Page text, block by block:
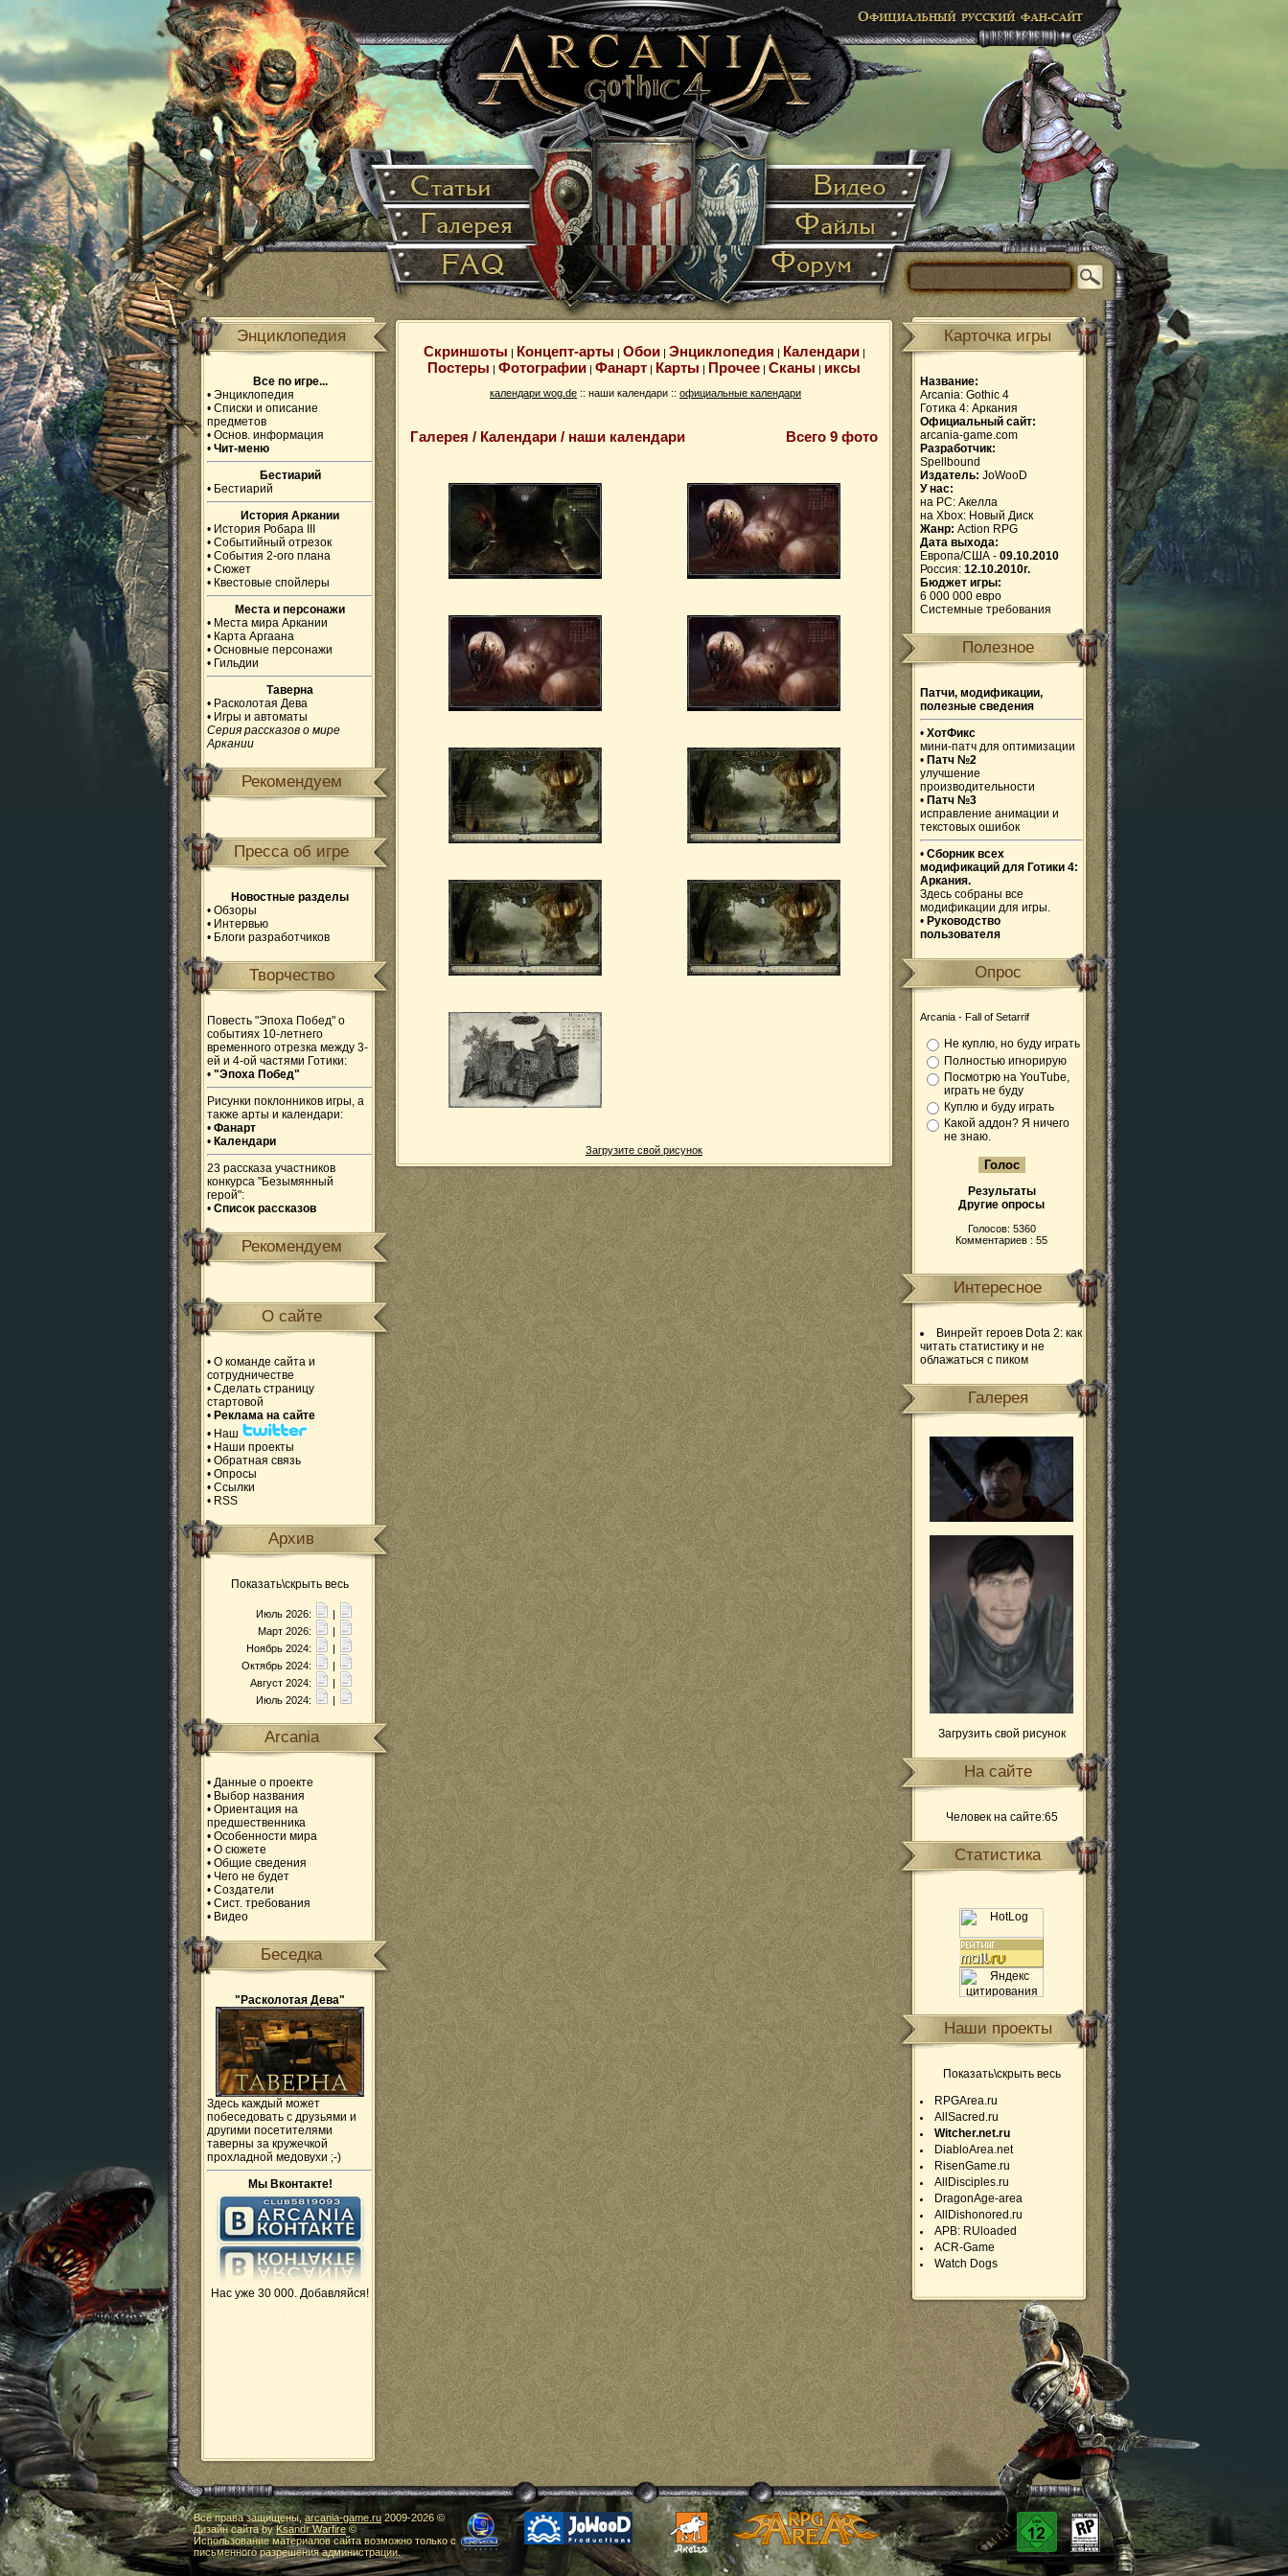
Энциклопедия
Все по игре...
• Энциклопедия
• Списки и описание
предметов
• Основ. информация
• Чит-меню
Бестиарий
• Бестиарий
История Аркании
• История Робара III
• Событийный отрезок
• События 2-ого плана
• Сюжет
• Квестовые спойлеры
Места и персонажи
• Места мира Аркании
• Карта Аргаана
• Основные персонажи
• Гильдии
Таверна
• Расколотая Дева
• Игры и автоматы
Серия рассказов о мире
Аркании
Рекомендуем
Пресса об игре
Новостные разделы
• Обзоры
• Интервью
• Блоги разработчиков
Творчество
Повесть "Эпоха Побед" о
событиях 10-летнего
временного отрезка между 3-
ей и 4-ой частями Готики:
• "Эпоха Побед"
Рисунки поклонников игры, а
также арты и календари:
• Фанарт
• Календари
23 рассказа участников
конкурса "Безымянный
герой":
• Список рассказов
Рекомендуем
О сайте
• О команде сайта и
сотрудничестве
• Сделать страницу
стартовой
• Реклама на сайте
• Наш
• Наши проекты
• Обратная связь
• Опросы
• Ссылки
• RSS
Архив
Показать\скрыть весь
Июль 2026:
|
Март 2026:
|
Ноябрь 2024:
|
Октябрь 2024:
|
Август 2024:
|
Июль 2024:
|
Arcania
• Данные о проекте
• Выбор названия
• Ориентация на
предшественника
• Особенности мира
• О сюжете
• Общие сведения
• Чего не будет
• Создатели
• Сист. требования
• Видео
Беседка
"Расколотая Дева"
Здесь каждый может
побеседовать с друзьями и
другими посетителями
таверны за кружечкой
прохладной медовухи ;-)
Мы Вконтакте!
Нас уже 30 000. Добавляйся!
Скриншоты | Концепт-арты | Обои| Энциклопедия | Календари|
Постеры | Фотографии | Фанарт | Карты | Прочее | Сканы | иксы
календари wog.de :: наши календари :: официальные календари
Галерея / Календари / наши календари Всего 9 фото
Загрузите свой рисунок
Карточка игры
Название:
Arcania: Gothic 4
Готика 4: Аркания
Официальный сайт:
arcania-game.com
Разработчик:
Spellbound
Издатель: JoWooD
У нас:
на PC: Акелла
на Xbox: Новый Диск
Жанр: Action RPG
Дата выхода:
Европа/США - 09.10.2010
Россия: 12.10.2010г.
Бюджет игры:
6 000 000 евро
Системные требования
Полезное
Патчи, модификации,
полезные сведения
• ХотФикс
мини-патч для оптимизации
• Патч №2
улучшение
производительности
• Патч №3
исправление анимации и
текстовых ошибок
• Сборник всех
модификаций для Готики 4:
Аркания.
Здесь собраны все
модификации для игры.
• Руководство
пользователя
Опрос
Arcania - Fall of Setarrif
Не куплю, но буду играть
Полностью игнорирую
Посмотрю на YouTube,
играть не буду
Куплю и буду играть
Какой аддон? Я ничего
не знаю.
Результаты
Другие опросы
Голосов: 5360
Комментариев : 55
Интересное
Винрейт героев Dota 2: как
читать статистику и не
облажаться с пиком
Галерея
Загрузить свой рисунок
На сайте
Человек на сайте:65
Статистика
Наши проекты
Показать\скрыть весь
RPGArea.ru
AllSacred.ru
Witcher.net.ru
DiabloArea.net
RisenGame.ru
AllDisciples.ru
DragonAge-area
AllDishonored.ru
APB: RUloaded
ACR-Game
Watch Dogs
Все права защищены,arcania-game.ru2009-2026 ©
Дизайн сайта byKsandr Warfire©
Использование материалов сайта возможно только с
письменного разрешения администрации.